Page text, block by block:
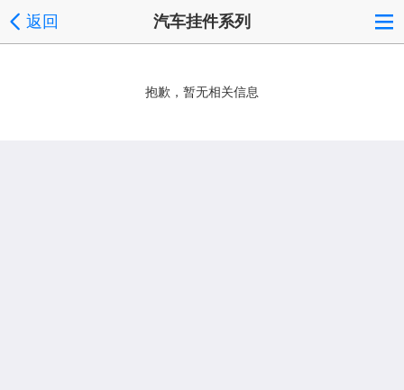
返回 汽车挂件系列
抱歉，暂无相关信息